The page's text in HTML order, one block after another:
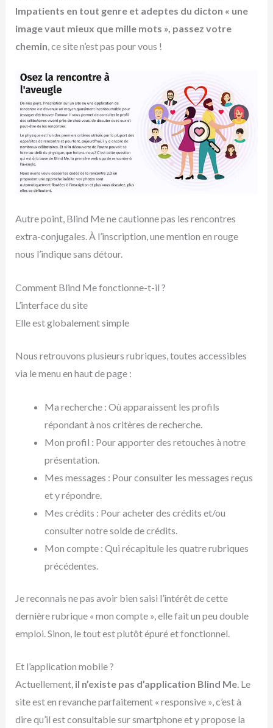
Impatients en tout genre et adeptes du dicton « une
image vaut mieux que mille mots », passez votre
chemin, ce site n’est pas pour vous !
Autre point, Blind Me ne cautionne pas les rencontres
extra-conjugales. À l’inscription, une mention en rouge
nous l’indique sans détour.
Comment Blind Me fonctionne-t-il ?
L’interface du site
Elle est globalement simple
Nous retrouvons plusieurs rubriques, toutes accessibles
via le menu en haut de page :
Ma recherche : Où apparaissent les profils
répondant à nos critères de recherche.
Mon profil : Pour apporter des retouches à notre
présentation.
Mes messages : Pour consulter les messages reçus
et y répondre.
Mes crédits : Pour acheter des crédits et/ou
consulter notre solde de crédits.
Mon compte : Qui récapitule les quatre rubriques
précédentes.
Je reconnais ne pas avoir bien saisi l’intérêt de cette
dernière rubrique « mon compte », elle fait un peu double
emploi. Sinon, le tout est plutôt épuré et fonctionnel.
Et l’application mobile ?
Actuellement, il n’existe pas d’application Blind Me. Le
site est en revanche parfaitement « responsive », c’est à
dire qu’il est consultable sur smartphone et y propose la